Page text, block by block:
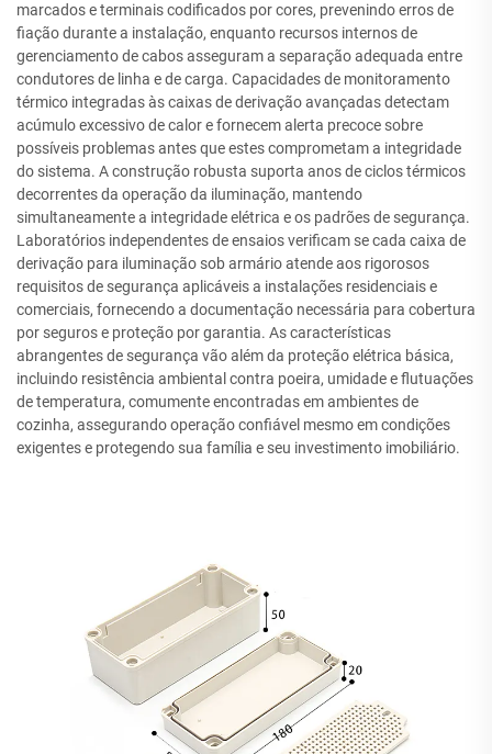
marcados e terminais codificados por cores, prevenindo erros de
fiação durante a instalação, enquanto recursos internos de
gerenciamento de cabos asseguram a separação adequada entre
condutores de linha e de carga. Capacidades de monitoramento
térmico integradas às caixas de derivação avançadas detectam
acúmulo excessivo de calor e fornecem alerta precoce sobre
possíveis problemas antes que estes comprometam a integridade
do sistema. A construção robusta suporta anos de ciclos térmicos
decorrentes da operação da iluminação, mantendo
simultaneamente a integridade elétrica e os padrões de segurança.
Laboratórios independentes de ensaios verificam se cada caixa de
derivação para iluminação sob armário atende aos rigorosos
requisitos de segurança aplicáveis a instalações residenciais e
comerciais, fornecendo a documentação necessária para cobertura
por seguros e proteção por garantia. As características
abrangentes de segurança vão além da proteção elétrica básica,
incluindo resistência ambiental contra poeira, umidade e flutuações
de temperatura, comumente encontradas em ambientes de
cozinha, assegurando operação confiável mesmo em condições
exigentes e protegendo sua família e seu investimento imobiliário.